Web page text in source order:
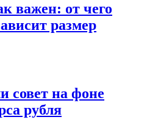
важен: от чего
размер
совет на фоне
рубля